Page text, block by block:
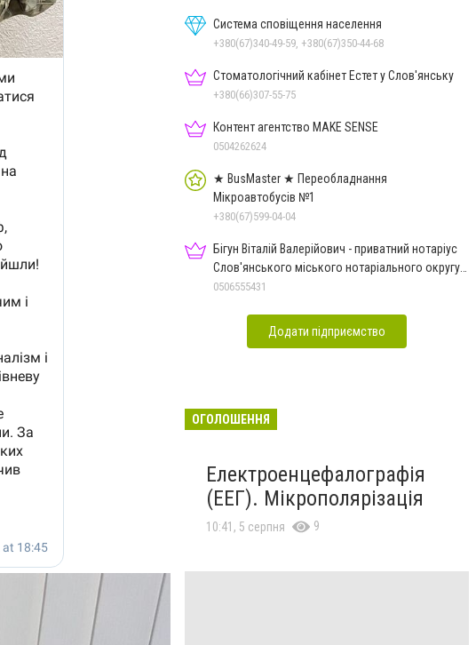
Система сповіщення населення
+380(67)340-49-59, +380(67)350-44-68
Стоматологічний кабінет Естет у Слов'янську
+380(66)307-55-75
Контент агентство MAKE SENSE
0504262624
★ BusMaster ★ Переобладнання
Мікроавтобусів №1
+380(67)599-04-04
Бігун Віталій Валерійович - приватний нотаріус
Слов'янського міського нотаріального округу
Дон.обл.
0506555431
Додати підприємство
ОГОЛОШЕННЯ
Електроенцефалографія
(ЕЕГ). Мікрополярізація
10:41, 5 серпня 9